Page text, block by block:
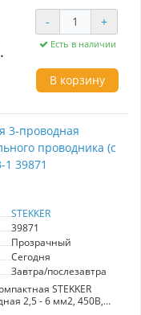
одножильный,
температура
- +
Есть в наличии
В корзину
3-проводная
проводника (с
1 39871
STEKKER
39871
Прозрачный
Сегодня
Завтра/послезавтра
STEKKER
2,5 - 6 мм2, 450В,